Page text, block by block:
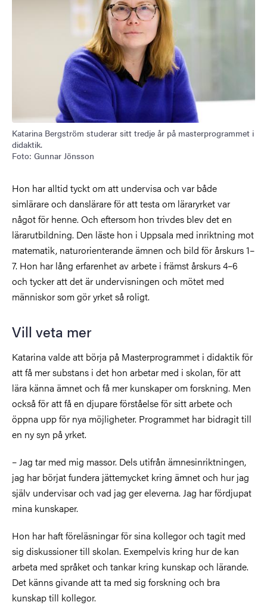
Katarina Bergström studerar sitt tredje år på masterprogrammet i
didaktik.
Foto: Gunnar Jönsson
Hon har alltid tyckt om att undervisa och var både
simlärare och danslärare för att testa om läraryrket var
något för henne. Och eftersom hon trivdes blev det en
lärarutbildning. Den läste hon i Uppsala med inriktning mot
matematik, naturorienterande ämnen och bild för årskurs 1–
7. Hon har lång erfarenhet av arbete i främst årskurs 4–6
och tycker att det är undervisningen och mötet med
människor som gör yrket så roligt.
Vill veta mer
Katarina valde att börja på Masterprogrammet i didaktik för
att få mer substans i det hon arbetar med i skolan, för att
lära känna ämnet och få mer kunskaper om forskning. Men
också för att få en djupare förståelse för sitt arbete och
öppna upp för nya möjligheter. Programmet har bidragit till
en ny syn på yrket.
– Jag tar med mig massor. Dels utifrån ämnesinriktningen,
jag har börjat fundera jättemycket kring ämnet och hur jag
själv undervisar och vad jag ger eleverna. Jag har fördjupat
mina kunskaper.
Hon har haft föreläsningar för sina kollegor och tagit med
sig diskussioner till skolan. Exempelvis kring hur de kan
arbeta med språket och tankar kring kunskap och lärande.
Det känns givande att ta med sig forskning och bra
kunskap till kollegor.